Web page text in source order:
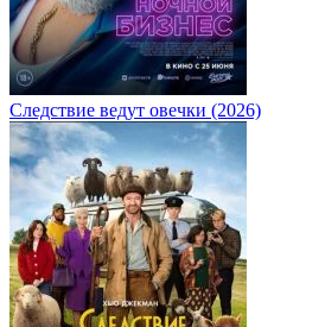
Следствие ведут овечки (2026)